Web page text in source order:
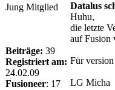
Jung Mitglied
Beiträge: 39
Registriert am:
24.02.09
Fusioneer: 17
Datalus
Huhu,
die letzte
auf Fusion
Für
LG Micha